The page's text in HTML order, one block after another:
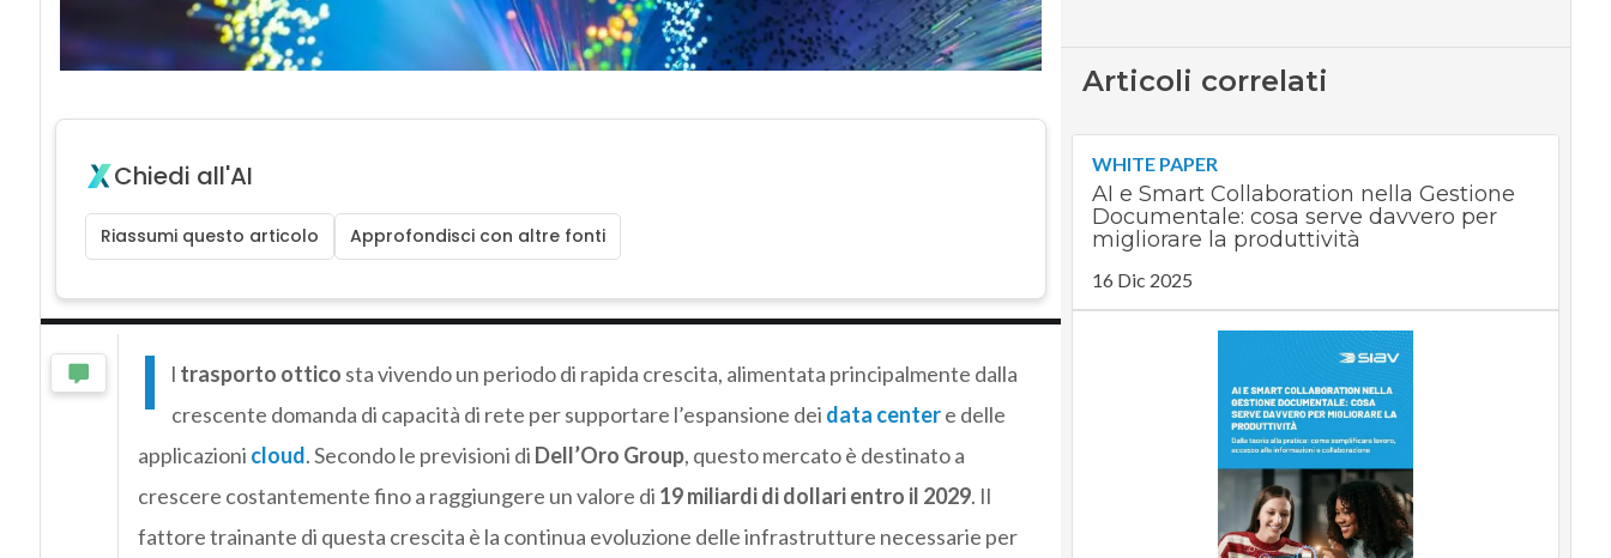
Chiedi all'AI
Riassumi questo articolo Approfondisci con altre fonti
I l trasporto ottico sta vivendo un periodo di rapida crescita, alimentata principalmente dalla
crescente domanda di capacità di rete per supportare l’espansione dei data centere delle
applicazioni cloud. Secondo le previsioni di Dell’Oro Group, questo mercato è destinato a
crescere costantemente fino a raggiungere un valore di 19 miliardi di dollari entro il 2029. Il
fattore trainante di questa crescita è la continua evoluzione delle infrastrutture necessarie per
Articoli correlati
WHITE PAPER
AI e Smart Collaboration nella Gestione
Documentale: cosa serve davvero per
migliorare la produttività
16 Dic 2025